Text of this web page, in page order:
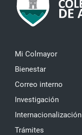
Mi Colmayor
Bienestar
Correo interno
Investigación
Internacionalización
Trámites